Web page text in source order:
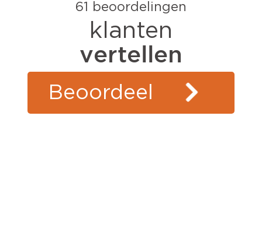
61 beoordelingen
klanten
vertellen
Beoordeel